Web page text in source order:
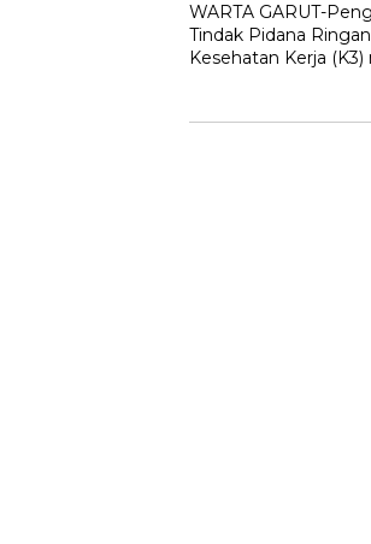
WARTA GARUT-
Tindak Pidana
Kesehatan Kerja